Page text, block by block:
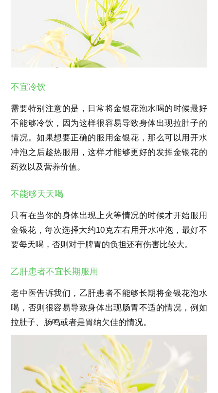
不宜冷饮
需要特别注意的是，日常将金银花泡水喝的时候最好
不能够冷饮，因为这样很容易导致身体出现拉肚子的
情况。如果想要正确的服用金银花，那么可以用开水
冲泡之后趁热服用，这样才能够更好的发挥金银花的
药效以及营养价值。
不能够天天喝
只有在当你的身体出现上火等情况的时候才开始服用
金银花，每次选择大约10克左右用开水冲泡，最好不
要每天喝，否则对于脾胃的负担还有伤害比较大。
乙肝患者不宜长期服用
老中医告诉我们，乙肝患者不能够长期将金银花泡水
喝，否则很容易导致身体出现肠胃不适的情况，例如
拉肚子、肠鸣或者是胃纳欠佳的情况。